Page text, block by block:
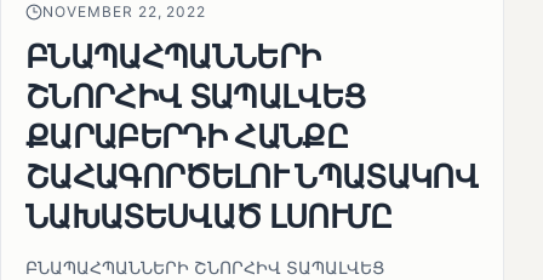
NOVEMBER 22, 2022
ԲՆԱՊԱՀՊԱՆՆԵՐԻ
ՇՆՈՐՀԻՎ ՏԱՊԱԼՎԵՑ
ՔԱՐԱԲԵՐԴԻ ՀԱՆՔԸ
ՇԱՀԱԳՈՐԾԵԼՈՒ ՆՊԱՏԱԿՈՎ
ՆԱԽԱՏԵՍՎԱԾ ԼՍՈՒՄԸ
ԲՆԱՊԱՀՊԱՆՆԵՐԻ ՇՆՈՐՀԻՎ ՏԱՊԱԼՎԵՑ